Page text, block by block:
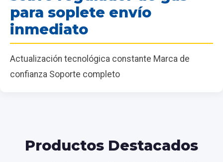
para soplete envío
inmediato
Actualización tecnológica constante Marca de
confianza Soporte completo
Productos Destacados